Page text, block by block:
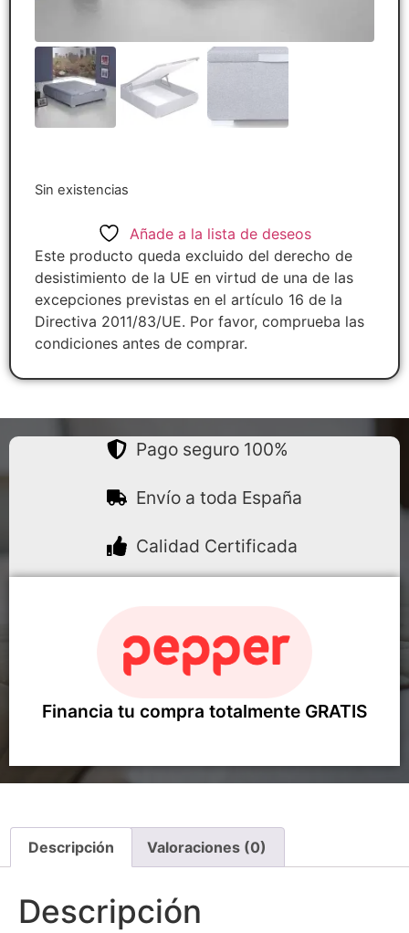
Sin existencias
Añade a la lista de deseos
Este producto queda excluido del derecho de
desistimiento de la UE en virtud de una de las
excepciones previstas en el artículo 16 de la
Directiva 2011/83/UE. Por favor, comprueba las
condiciones antes de comprar.
Pago seguro 100%
Envío a toda España
Calidad Certificada
Financia tu compra totalmente GRATIS
Descripción Valoraciones (0)
Descripción